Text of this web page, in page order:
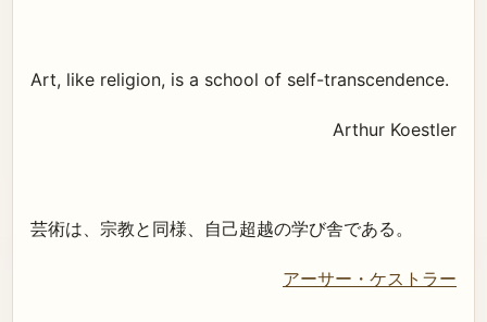
Art, like religion, is a school of self-transcendence.
Arthur Koestler
芸術は、宗教と同様、自己超越の学び舎である。
アーサー・ケストラー